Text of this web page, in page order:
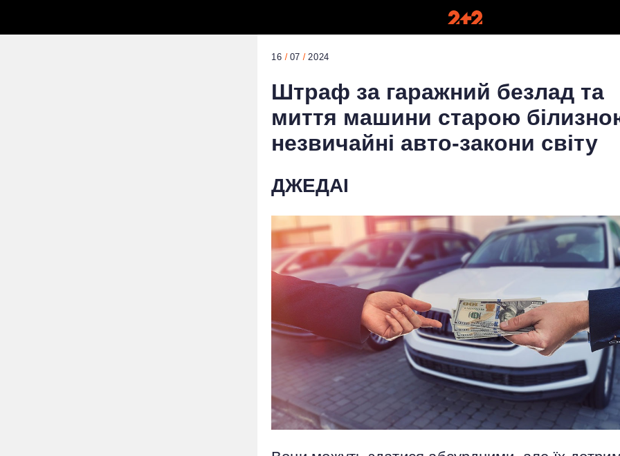
16 07 2024
Штраф за гаражний безлад та
миття машини старою
незвичайні авто-закони світу
ДЖЕДАІ